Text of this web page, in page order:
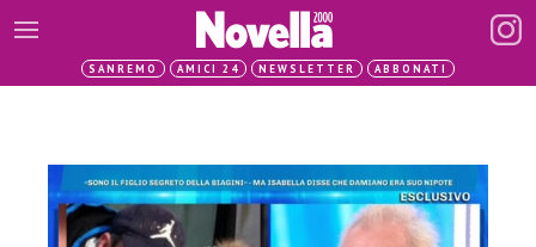
SANREMO AMICI 24 NEWSLETTER ABBONATI